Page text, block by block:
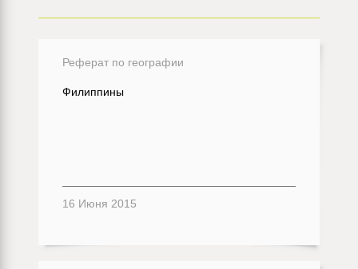
Реферат по географии
Филиппины
16 Июня 2015